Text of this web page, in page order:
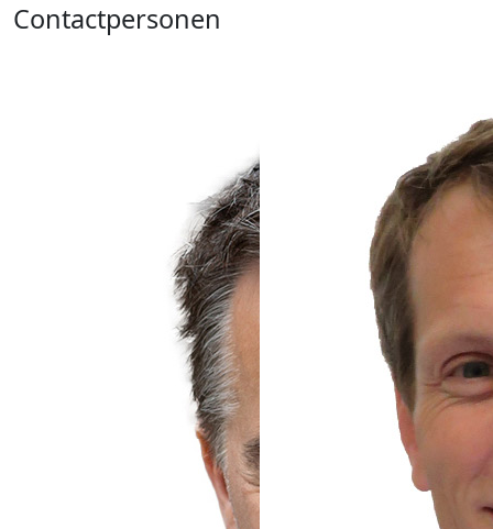
Contactpersonen